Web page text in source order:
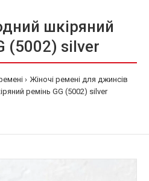
шкіряний
(5002) silver
Жіночі ремені для джинсів
ремінь GG (5002) silver